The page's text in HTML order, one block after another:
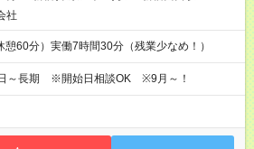
社
60分）実働7時間30分（残業少なめ！）
～長期 ※開始日相談OK ※9月～！